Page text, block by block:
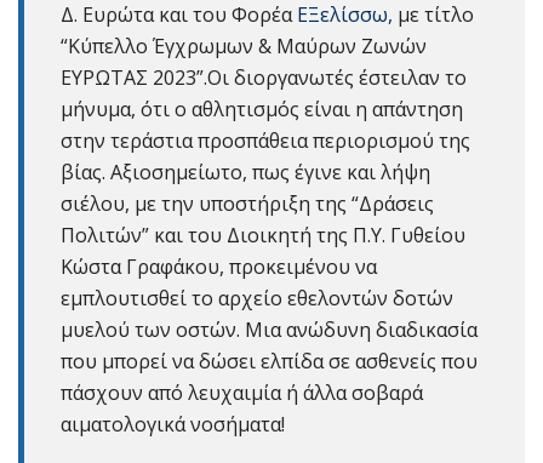
Δ. Ευρώτα και του ΦορέαΕΞελίσσω, με τίτλο
“Κύπελλο Έγχρωμων & Μαύρων Ζωνών
ΕΥΡΩΤΑΣ 2023”.Οι διοργανωτές έστειλαν το
μήνυμα, ότι ο αθλητισμός είναι η απάντηση
στην τεράστια προσπάθεια περιορισμού της
βίας. Αξιοσημείωτο, πως έγινε και λήψη
σιέλου, με την υποστήριξη της “Δράσεις
Πολιτών” και του Διοικητή της Π.Υ. Γυθείου
Κώστα Γραφάκου, προκειμένου να
εμπλουτισθεί το αρχείο εθελοντών δοτών
μυελού των οστών. Μια ανώδυνη διαδικασία
που μπορεί να δώσει ελπίδα σε ασθενείς που
πάσχουν από λευχαιμία ή άλλα σοβαρά
αιματολογικά νοσήματα!